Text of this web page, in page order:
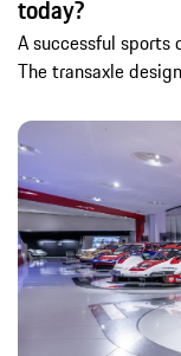
today?
A successful sports
The transaxle